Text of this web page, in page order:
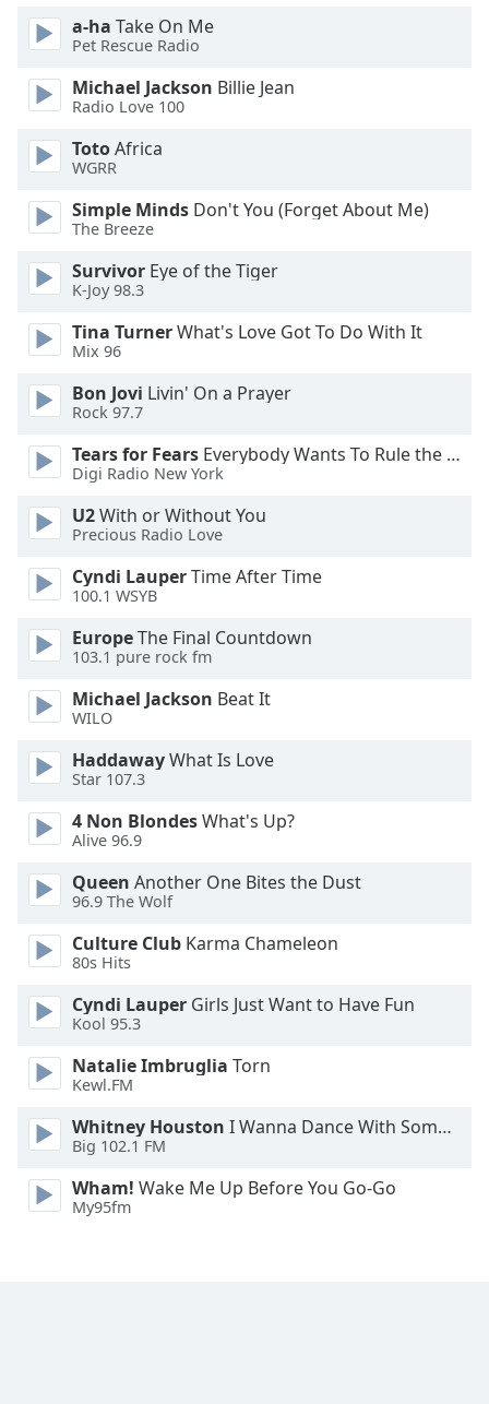
dialog
window.
cancel
close
window.
Color
Opacity
Color
Opacity
Caption
Area
Background
Color
Opacity
Font
Edge
Family
Reset
Done
Close
Modal
Dialog
a-ha Take On Me
Pet Rescue Radio
Michael Jackson Billie Jean
Radio Love 100
TotoAfrica
WGRR
Simple Minds Don't You (Forget About Me)
The Breeze
Survivor Eye of the Tiger
K-Joy 98.3
Tina TurnerWhat's Love Got To Do With It
Mix 96
Bon Jovi Livin' On a Prayer
Rock 97.7
Tears for Fears Everybody Wants To Rule the World
Digi Radio New York
U2With or Without You
Precious Radio Love
Cyndi LauperTime After Time
100.1 WSYB
EuropeThe Final Countdown
103.1 pure rock fm
Michael Jackson Beat It
WILO
HaddawayWhat Is Love
Star 107.3
4 Non BlondesWhat's Up?
Alive 96.9
Queen Another One Bites the Dust
96.9 The Wolf
Culture Club Karma Chameleon
80s Hits
Cyndi Lauper Girls Just Want to Have Fun
Kool 95.3
Natalie Imbruglia Torn
Kewl.FM
Whitney Houston I Wanna Dance With Somebody
Big 102.1 FM
Wham! Wake Me Up Before You Go-Go
My95fm